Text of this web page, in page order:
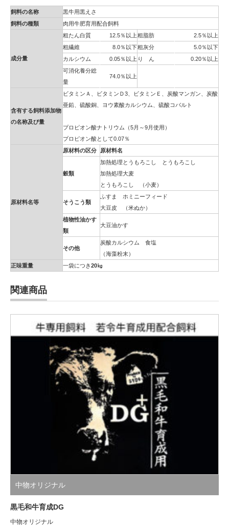
飼料の名称
黒牛用黒えさ
飼料の種類
肉用牛肥育用配合飼料
成分量
粗たん白質 12.5％以上粗脂肪
2.5％以上
粗繊維
8.0％以下粗灰分
5.0％以下
カルシウム
0.05％以上 り ん
0.20％以上
可消化養分総
量
74.0％以上
含有する飼料添加物
の名称及び量
ビタミンＡ、ビタミンＤ3、ビタミンＥ、炭酸マンガン、炭酸
亜鉛、硫酸銅、ヨウ素酸カルシウム、硫酸コバルト
プロピオン酸ナトリウム（5月～9月使用）
プロピオン酸として0.07％
原材料名等
原材料の区分 原材料名
穀類
加熱処理とうもろこし とうもろこし
加熱処理大麦
とうもろこし （小麦）
そうこう類
ふすま ホミニーフィード
大豆皮 （米ぬか）
植物性油かす
類
大豆油かす
その他
炭酸カルシウム 食塩
（海藻粉末）
正味重量
一袋につき20㎏
関連商品
中物オリジナル
黒毛和牛育成DG
中物オリジナル